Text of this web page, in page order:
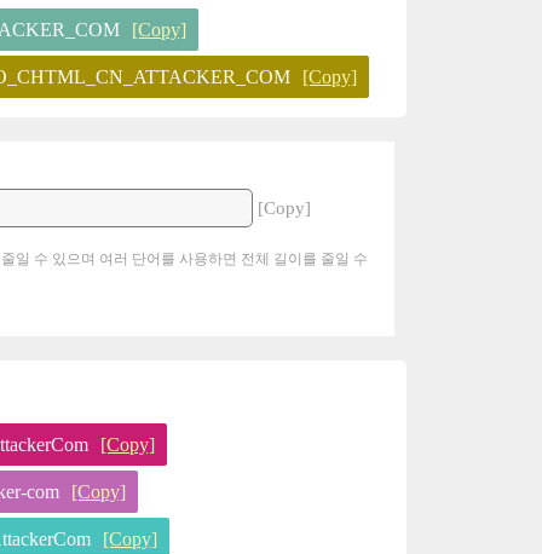
[Copy]
[Copy]
[Copy]
일 수 있으며 여러 단어를 사용하면 전체 길이를 줄일 수
[Copy]
com [Copy]
[Copy]